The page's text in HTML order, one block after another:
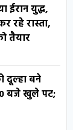
ईरान युद्ध,
रहे रास्ता,
तैयार
दूल्हा बने
बजे खुले पट;